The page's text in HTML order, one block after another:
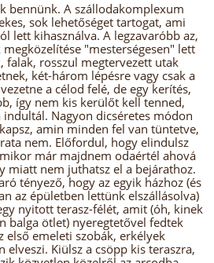
bennünk. A szállodakomplexum
sok lehetőséget tartogat, ami
lett kihasználva. A legzavaróbb az,
"mesterségesen" lett
falak, rosszul megtervezett utak
két-három lépésre vagy csak a
a célod felé, de egy kerítés,
így nem kis kerülőt kell tenned,
Nagyon dicséretes módon
amin minden fel van tüntetve,
nem. Előfordul, hogy elindulsz
már majdnem odaértél ahová
miatt nem juthatsz el a bejárathoz.
tényező, hogy az egyik házhoz (és
az épületben lettünk elszállásolva)
nyitott terasz-félét, amit (óh, kinek
balga ötlet) nyeregtetővel fedtek
első emeleti szobák, erkélyek
elveszi. Kiülsz a csöpp kis teraszra,